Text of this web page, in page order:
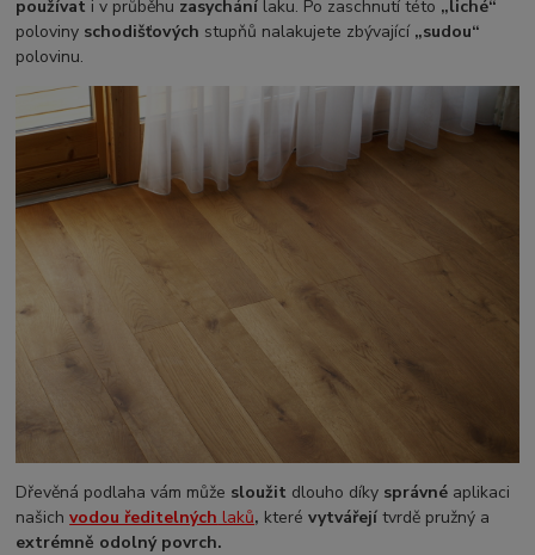
používat i v průběhu zasychání laku. Po zaschnutí této „liché“
poloviny schodišťových stupňů nalakujete zbývající „sudou“
polovinu.
Dřevěná podlaha vám může sloužit dlouho díky správné aplikaci
našichvodou ředitelných laků, kterévytvářejí tvrdě pružný a
extrémně odolný povrch.